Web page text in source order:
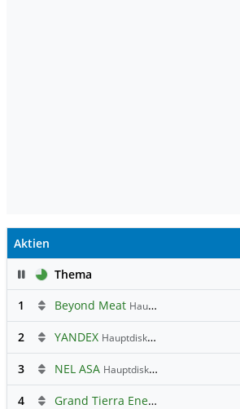
Aktien
PauseThema
1
Beyond Meat Hauptdiskussion
2 YANDEX Hauptdiskussion
3 NEL ASA Hauptdiskussion
4 Grand Tierra Energy